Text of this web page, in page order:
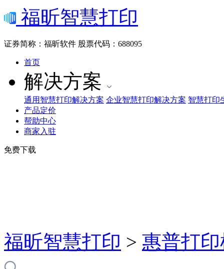
福昕智慧打印
证券简称：福昕软件 股票代码：688095
首页
解决方案
通用智慧打印解决方案 企业智慧打印解决方案 智慧打印
产品定价
帮助中心
商家入驻
免费下载
福昕智慧打印 > 惠普打